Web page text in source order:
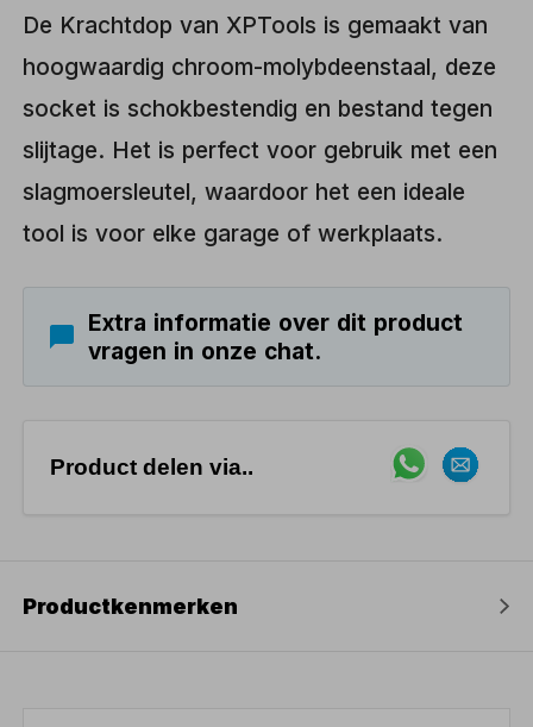
De Krachtdop van XPTools is gemaakt van
hoogwaardig chroom-molybdeenstaal, deze
socket is schokbestendig en bestand tegen
slijtage. Het is perfect voor gebruik met een
slagmoersleutel, waardoor het een ideale
tool is voor elke garage of werkplaats.
Extra informatie over dit product
vragen in onze chat.
Product delen via..
Productkenmerken